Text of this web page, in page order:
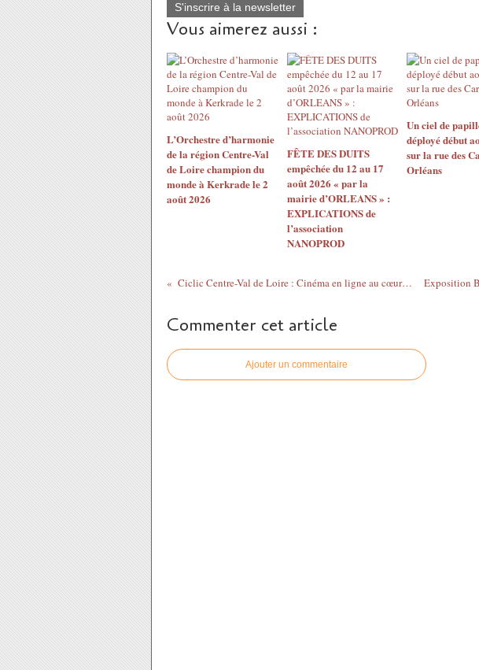
S'inscrire à la newsletter
Vous aimerez aussi :
L’Orchestre d’harmonie
de la région Centre-Val
de Loire champion du
monde à Kerkrade le 2
août 2026
FÊTE DES DUITS
empêchée du 12 au 17
août 2026 « par la
mairie d’ORLEANS » :
EXPLICATIONS de
l’association
NANOPROD
Un ciel de
déployé début
sur la rue des
Orléans
Ciclic Centre-Val de Loire : Cinéma en ligne au cœur de l'imaginaire - Séance le 22 janvier à 20 heures
Commenter cet article
Ajouter un commentaire